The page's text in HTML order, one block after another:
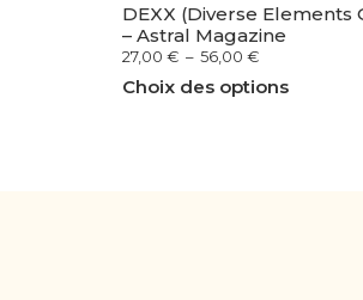
DEXX (Diverse Elements
– Astral Magazine
27,00 € – 56,00 €
Choix des options